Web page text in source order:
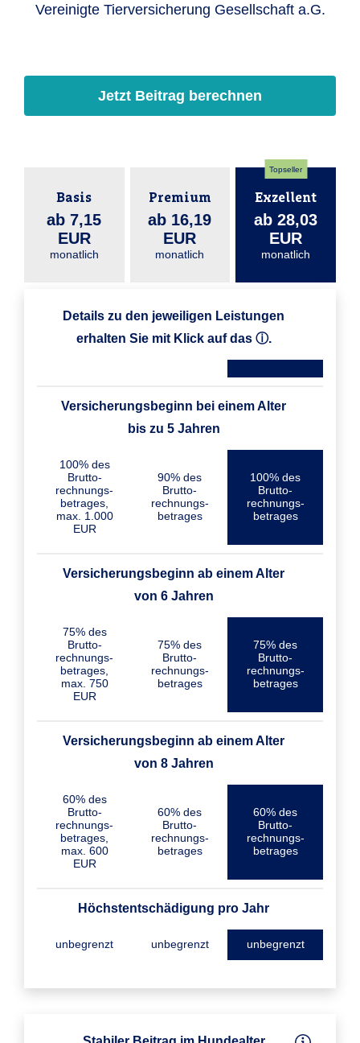
Vereinigte Tierversicherung Gesellschaft a.G.
Jetzt Beitrag berechnen
Basis
ab 7,15
EUR
monatlich
Premium
ab 16,19
EUR
monatlich
Topseller
Exzellent
ab 28,03
EUR
monatlich
Details zu den jeweiligen Leistungen
erhalten Sie mit Klick auf das ⓘ.
Versicherungsbeginn bei einem Alter
bis zu 5 Jahren
100% des
Brutto­
rechnungs­
betrages,
max. 1.000
EUR
90% des
Brutto­
rechnungs­
betrages
100% des
Brutto­
rechnungs­
betrages
Versicherungs­beginn ab einem Alter
von 6 Jahren
75% des
Brutto­
rechnungs­
betrages,
max. 750
EUR
75% des
Brutto­
rechnungs­
betrages
75% des
Brutto­
rechnungs­
betrages
Versicherungs­beginn ab einem Alter
von 8 Jahren
60% des
Brutto­
rechnungs­
betrages,
max. 600
EUR
60% des
Brutto­
rechnungs­
betrages
60% des
Brutto­
rechnungs­
betrages
Höchst­entschädigung pro Jahr
unbegrenzt unbegrenzt unbegrenzt